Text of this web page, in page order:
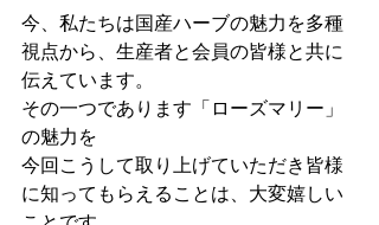
今、私たちは国産ハーブの魅力を多種
視点から、生産者と会員の皆様と共に
伝えています。
その一つであります「ローズマリー」
の魅力を
今回こうして取り上げていただき皆様
に知ってもらえることは、大変嬉しい